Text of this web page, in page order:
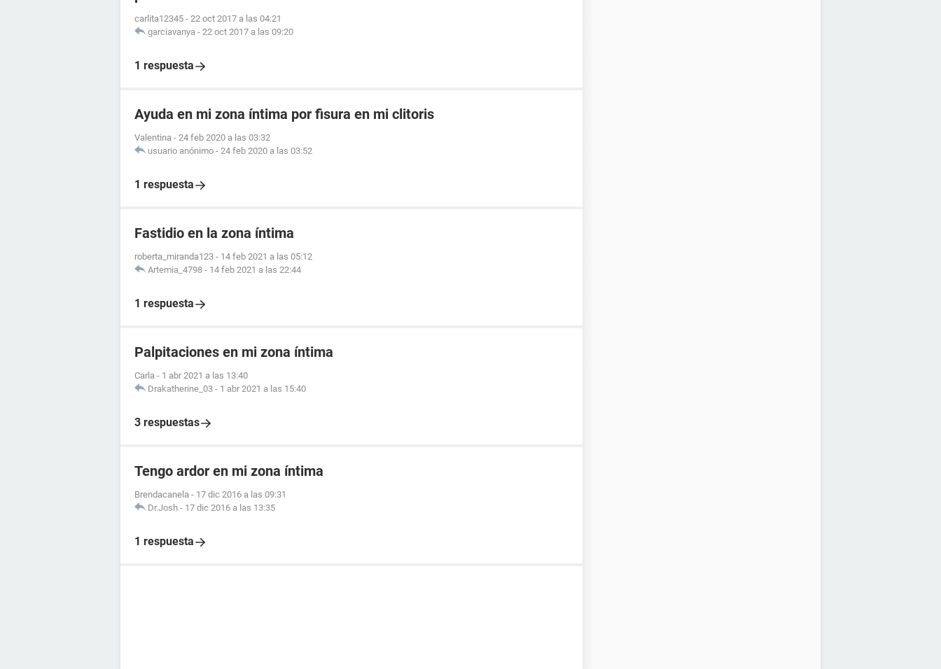
carlita12345 - 22 oct 2017 a las 04:21
garciavanya - 22 oct 2017 a las 09:20
1 respuesta
Ayuda en mi zona íntima por fisura en mi clitoris
Valentina - 24 feb 2020 a las 03:32
usuario anónimo - 24 feb 2020 a las 03:52
1 respuesta
Fastidio en la zona íntima
roberta_miranda123 - 14 feb 2021 a las 05:12
Artemia_4798 - 14 feb 2021 a las 22:44
1 respuesta
Palpitaciones en mi zona íntima
Carla - 1 abr 2021 a las 13:40
Drakatherine_03 - 1 abr 2021 a las 15:40
3 respuestas
Tengo ardor en mi zona íntima
Brendacanela - 17 dic 2016 a las 09:31
Dr.Josh - 17 dic 2016 a las 13:35
1 respuesta